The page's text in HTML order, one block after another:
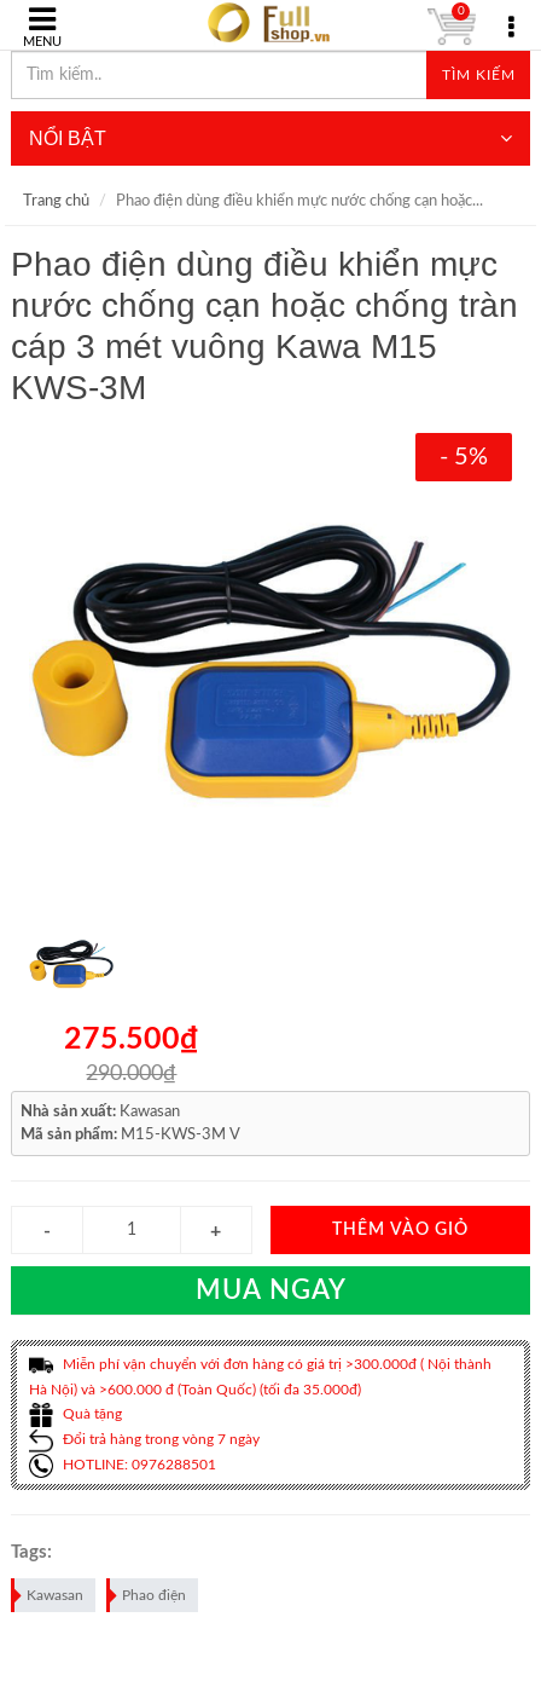
MENU
TÌM KIẾM
0
NỔI BẬT
Trang chủ Phao điện dùng điều khiển mực nước chống cạn hoặc...
Phao điện dùng điều khiển mực
nước chống cạn hoặc chống tràn
cáp 3 mét vuông Kawa M15
KWS-3M
- 5%
275.500₫
290.000₫
Nhà sản xuất: Kawasan
Mã sản phẩm: M15-KWS-3M V
THÊM VÀO GIỎ
MUA NGAY
Miễn phí vận chuyển với đơn hàng có giá trị >300.000đ ( Nội thành
Hà Nội) và >600.000 đ (Toàn Quốc) (tối đa 35.000đ)
Quà tặng
Đổi trả hàng trong vòng 7 ngày
HOTLINE: 0976288501
Tags:
Kawasan Phao điện